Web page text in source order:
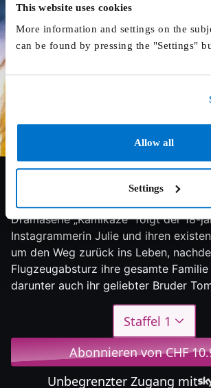
This website uses cookies
More information and settings on the
can be found by pressing the "Settings"
Allow all
Settings
6/10 2021 1 Staffel
Dramaserie „Kamikaze“ folgt der 18-
Instagrammerin Julie und ihren
um den Weg zurück ins Leben,
Flugzeugabsturz ihre gesamte
darunter auch ihr geliebter Bruder
Staffel 1
Abonnieren von CHF
Unbegrenzter Zugang mit